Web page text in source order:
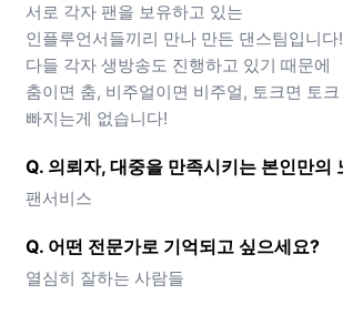
서로 각자 팬을 보유하고 있는
인플루언서들끼리 만나 만든 댄스팀입니다!
다들 각자 생방송도 진행하고 있기 때문에
춤이면 춤, 비주얼이면 비주얼, 토크면 토크
빠지는게 없습니다!
Q. 의뢰자, 대중을 만족시키는 본인만의
팬서비스
Q. 어떤 전문가로 기억되고 싶으세요?
열심히 잘하는 사람들